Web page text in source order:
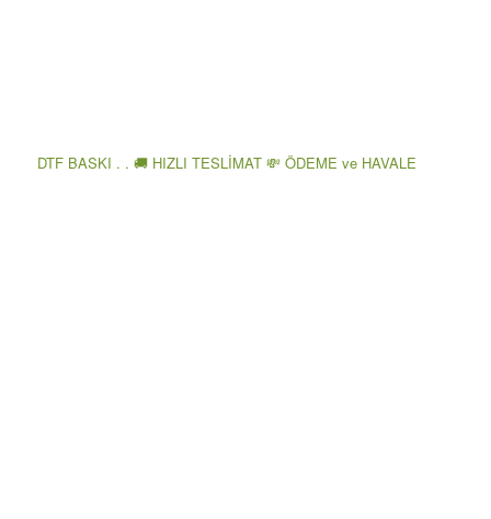
DTF BASKI . . 🚚 HIZLI TESLİMAT 💸 ÖDEME ve HAVALE